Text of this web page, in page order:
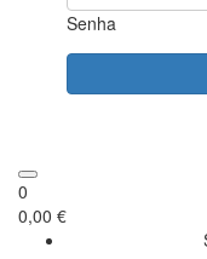
Senha
0
0,00 €